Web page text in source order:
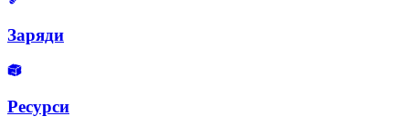
Заряди
Ресурси